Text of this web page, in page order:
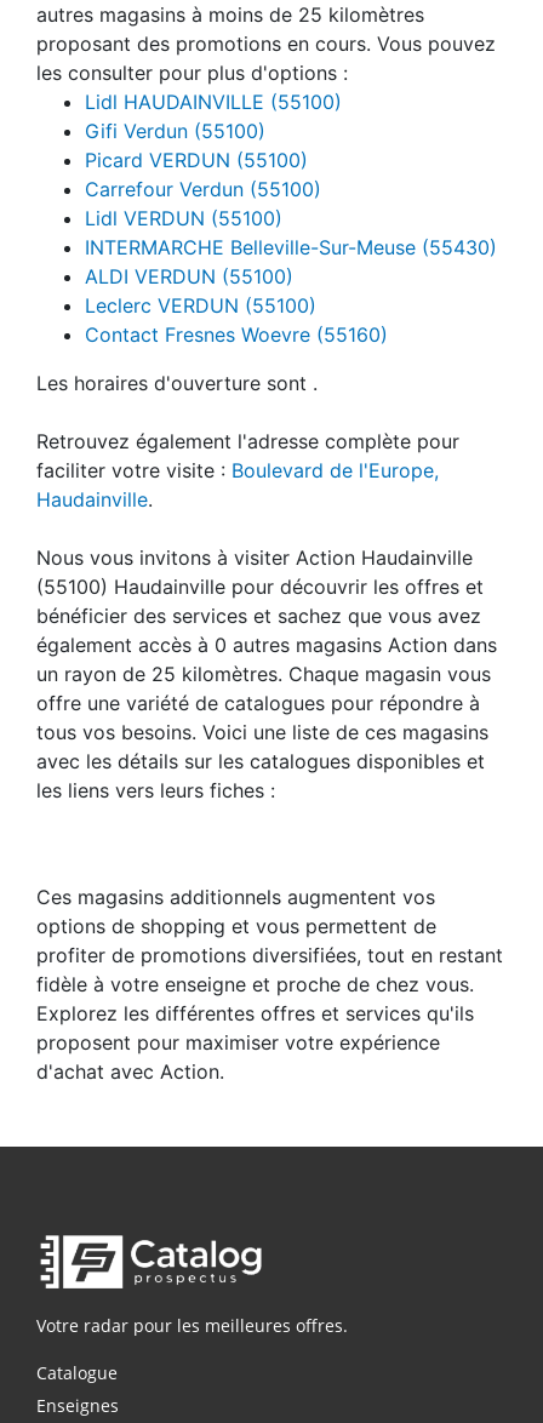
autres magasins à moins de 25 kilomètres
proposant des promotions en cours. Vous pouvez
les consulter pour plus d'options :
Lidl HAUDAINVILLE (55100)
Gifi Verdun (55100)
Picard VERDUN (55100)
Carrefour Verdun (55100)
Lidl VERDUN (55100)
INTERMARCHE Belleville-Sur-Meuse (55430)
ALDI VERDUN (55100)
Leclerc VERDUN (55100)
Contact Fresnes Woevre (55160)
Les horaires d'ouverture sont .
Retrouvez également l'adresse complète pour
faciliter votre visite : Boulevard de l'Europe,
Haudainville.
Nous vous invitons à visiter Action Haudainville
(55100) Haudainville pour découvrir les offres et
bénéficier des services et sachez que vous avez
également accès à 0 autres magasins Action dans
un rayon de 25 kilomètres. Chaque magasin vous
offre une variété de catalogues pour répondre à
tous vos besoins. Voici une liste de ces magasins
avec les détails sur les catalogues disponibles et
les liens vers leurs fiches :
Ces magasins additionnels augmentent vos
options de shopping et vous permettent de
profiter de promotions diversifiées, tout en restant
fidèle à votre enseigne et proche de chez vous.
Explorez les différentes offres et services qu'ils
proposent pour maximiser votre expérience
d'achat avec Action.
Votre radar pour les meilleures offres.
Catalogue
Enseignes